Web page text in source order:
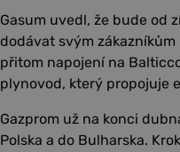
Gasum uvedl, že bude od
dodávat svým
přitom napojení na
plynovod, který propojuje
Gazprom už na konci
Polska a do Bulharska.